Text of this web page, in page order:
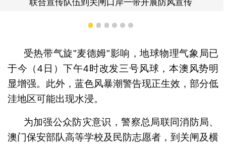
口岸一带开展防风宣传 联合宣传队伍到
1 2 3 4 5 6
受热带气旋"麦德姆"影响，地球物理气象局已
于今（4日）下午4时改发三号风球，本澳风势明
显增强。此外，蓝色风暴潮警告现正生效，部分低
洼地区可能出现水浸。
为加强公众防灾意识，警察总局联同消防局、
澳门保安部队高等学校及民防志愿者，到关闸及横